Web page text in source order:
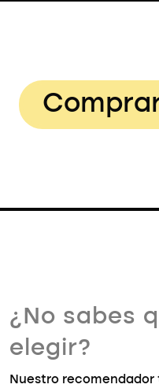
¿No sabes
elegir?
Nuestro